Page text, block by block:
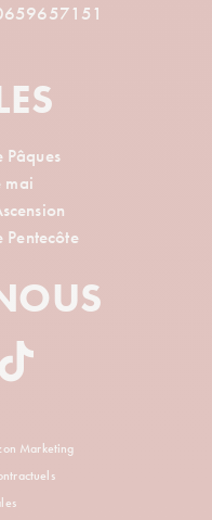
Pâques
mai
Marketing